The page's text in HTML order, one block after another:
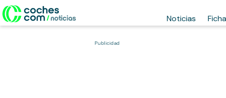
Noticias
Publicidad